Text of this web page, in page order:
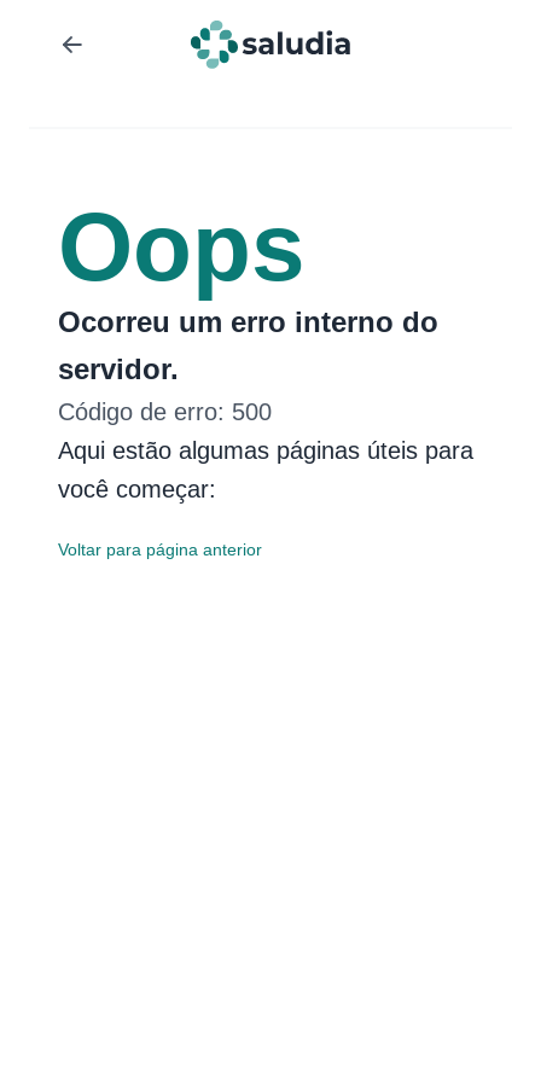
Oops
Ocorreu um erro interno do
servidor.
Código de erro: 500
Aqui estão algumas páginas úteis para
você começar:
Voltar para página anterior